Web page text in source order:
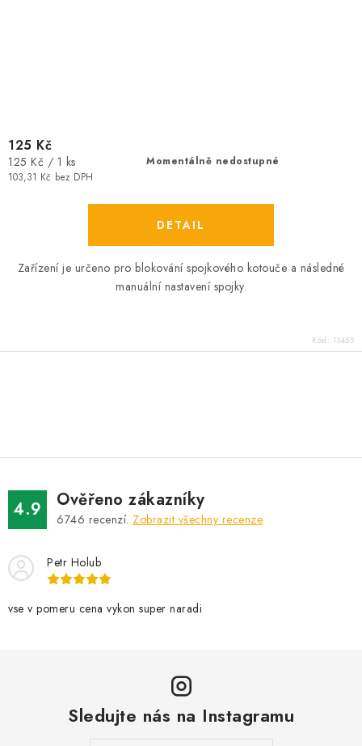
Momentálně nedostupné
103,31 Kč bez DPH
125 Kč
Měrná
cena:
125 Kč / 1 ks
Zařízení je určeno pro blokování spojkového kotouče a následné
manuální nastavení spojky.
Kód: 13455
á
d
a
c
p
v
4.9 Ověřeno zákazníky
6746 recenzí. Zobrazit všechny recenze
Petr Holub
vse v pomeru cena vykon super naradi
Sledujte nás na Instagramu